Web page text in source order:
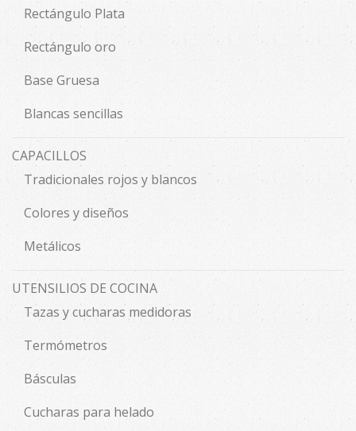
Rectángulo Plata
Rectángulo oro
Base Gruesa
Blancas sencillas
CAPACILLOS
Tradicionales rojos y blancos
Colores y diseños
Metálicos
UTENSILIOS DE COCINA
Tazas y cucharas medidoras
Termómetros
Básculas
Cucharas para helado